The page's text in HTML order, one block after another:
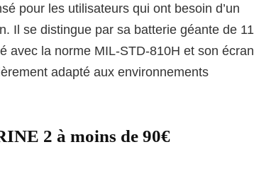
pour les utilisateurs qui ont besoin d’un
Il se distingue par sa batterie géante de 11
avec la norme MIL-STD-810H et son écran
adapté aux environnements
2 à moins de 90€